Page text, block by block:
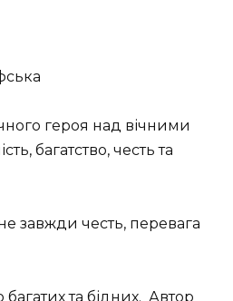
героя над вічними
багатство, честь та
завжди честь, перевага
та бідних. Автор